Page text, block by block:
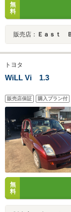
無
料
販売店： Ｅａｓｔ
トヨタ
WiLL Vi 1.3
販売店保証 購入プラン付
無
料